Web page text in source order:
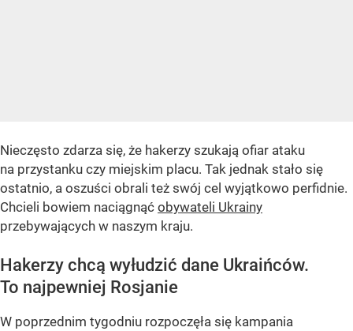
Nieczęsto zdarza się, że hakerzy szukają ofiar ataku
na przystanku czy miejskim placu. Tak jednak stało się
ostatnio, a oszuści obrali też swój cel wyjątkowo perfidnie.
Chcieli bowiem naciągnąć obywateli Ukrainy
przebywających w naszym kraju.
Hakerzy chcą wyłudzić dane Ukraińców.
To najpewniej Rosjanie
W poprzednim tygodniu rozpoczęła się kampania